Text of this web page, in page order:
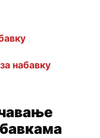
набавку